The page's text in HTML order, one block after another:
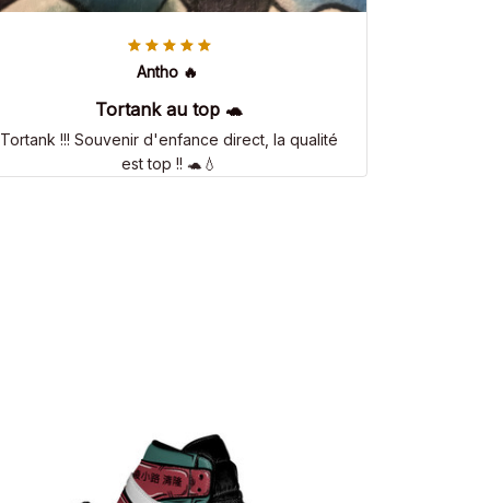
Antho 🔥
Tortank au top 🐢
Tortank !!! Souvenir d'enfance direct, la qualité
est top !! 🐢💧